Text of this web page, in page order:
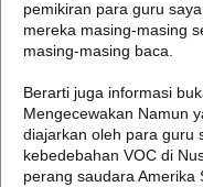
pemikiran para guru
mereka masing-masing
masing-masing baca.
Berarti juga informasi
Mengecewakan Namun
diajarkan oleh para guru
kebedebahan VOC di
perang saudara Amerika